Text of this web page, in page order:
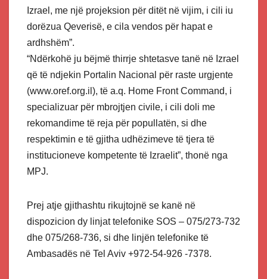
Izrael, me një projeksion për ditët në vijim, i cili iu
dorëzua Qeverisë, e cila vendos për hapat e
ardhshëm”.
“Ndërkohë ju bëjmë thirrje shtetasve tanë në Izrael
që të ndjekin Portalin Nacional për raste urgjente
(www.oref.org.il), të a.q. Home Front Command, i
specializuar për mbrojtjen civile, i cili doli me ​​
rekomandime të reja për popullatën, si dhe
respektimin e të gjitha udhëzimeve të tjera të
institucioneve kompetente të Izraelit”, thonë nga
MPJ.
Prej atje gjithashtu rikujtojnë se kanë në
dispozicion dy linjat telefonike SOS – 075/273-732
dhe 075/268-736, si dhe linjën telefonike të
Ambasadës në Tel Aviv +972-54-926 -7378.